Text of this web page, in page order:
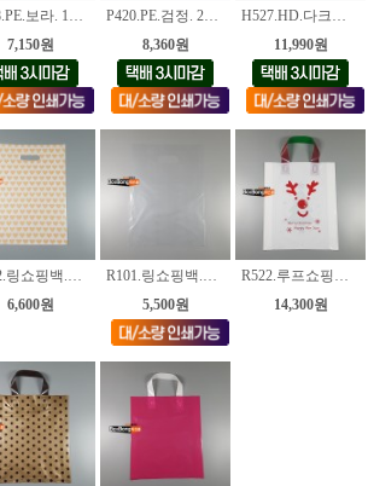
P318.PE.보라. 18*25+4cm [100장]
7,150원
P420.PE.검정. 20*28+4cm [100장]
8,360원
H527.HD.다크블루. 27*36+4cm [100장]
11,990원
R012.링쇼핑백.하트 [4가지사이즈]
6,600원
R101.링쇼핑백.투명 [6가지사이즈]
5,500원
R522.루프쇼핑백.크리스마스 [2종]
14,300원